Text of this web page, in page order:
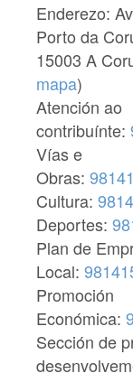
Enderezo:
Porto da
15003 A
mapa)
Atención ao
contribuínte:
Vías e
Obras:
Cultura:
Deportes:
Plan de
Local:
Promoción
Económica:
Sección de